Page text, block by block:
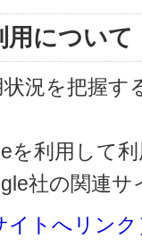
について
況を把握す
を利用して
社の関連
イトへリンク